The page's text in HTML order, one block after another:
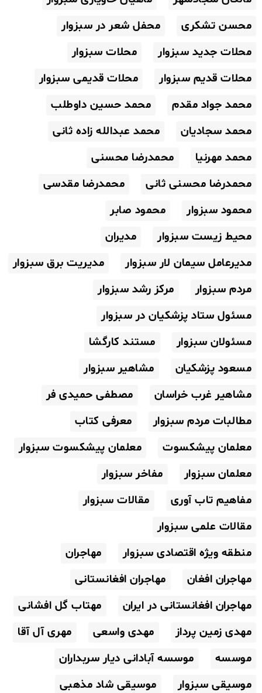
محسن تشکری
محفل شعر در سبزوار
محلات جدید سبزوار
محلات سبزوار
محلات قدیم سبزوار
محلات قدیمی سبزوار
محمد جواد مقدم
محمد حسین داوطلب
محمد سجادیان
محمد عبدالله زاده ثانی
محمد مهرنیا
محمدرضا محسنی
محمدرضا محسنی ثانی
محمدرضا مقدسی
محمود سبزوار
محمود صابر
محیط زیست سبزوار
مدیران
مدیرعامل سیمان لار سبزوار
مدیریت برق سبزوار
مردم سبزوار
مرکز رشد سبزوار
مسئول ستاد پزشکیان در سبزوار
مسئولان سبزوار
مستند کارگشا
مسعود پزشکیان
مشاهیر سبزوار
مشاهیر غرب خراسان
مصطفی حمیدی فر
مطالبات مردم سبزوار
معرفی کتاب
معلمان پیشکسوت
معلمان پیشکسوت سبزوار
معلمان سبزوار
مفاخر سبزوار
مفاهیم تاب آوری
مقالات سبزوار
مقالات علمی سبزوار
منطقه ویژه اقتصادی سبزوار
مهاجران
مهاجران افغان
مهاجران افغانستانی
مهاجران افغانستانی در ایران
مهتاب گل افشانی
مهدی زمین پرداز
مهدی واسعی
مهری آل آقا
موسسه
موسسه آبادانی دیار سربداران
موسیقی سبزوار
موسیقی شاد مذهبی